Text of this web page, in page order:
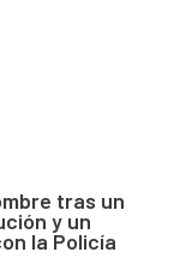
tras un
y un
la Policía